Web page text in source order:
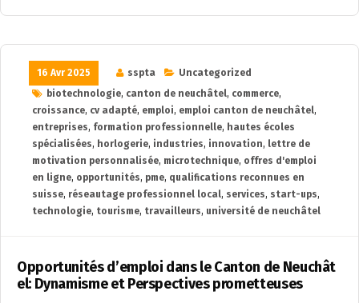
16 Avr 2025 sspta
Uncategorized
biotechnologie, canton de neuchâtel, commerce,
croissance, cv adapté, emploi, emploi canton de neuchâtel,
entreprises, formation professionnelle, hautes écoles
spécialisées, horlogerie, industries, innovation, lettre de
motivation personnalisée, microtechnique, offres d'emploi
en ligne, opportunités, pme, qualifications reconnues en
suisse, réseautage professionnel local, services, start-ups,
technologie, tourisme, travailleurs, université de neuchâtel
Opportunités d’emploi dans le Canton de Neuchât
el: Dynamisme et Perspectives prometteuses